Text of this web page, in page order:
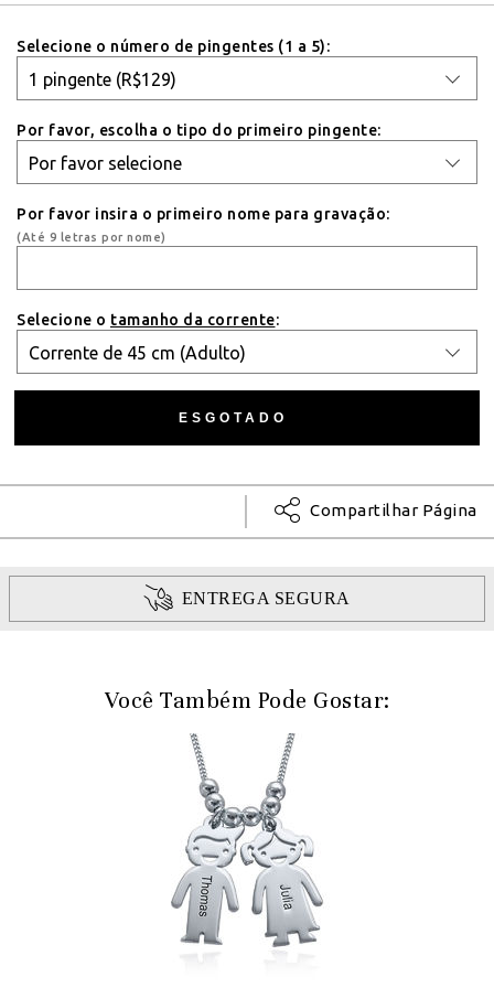
Selecione o número de pingentes (1 a 5):
Por favor, escolha o tipo do primeiro pingente:
Por favor insira o primeiro nome para gravação:
(Até 9 letras por nome)
Selecione o tamanho da corrente:
Compartilhar Página
ENTREGA SEGURA
Você Também Pode Gostar: